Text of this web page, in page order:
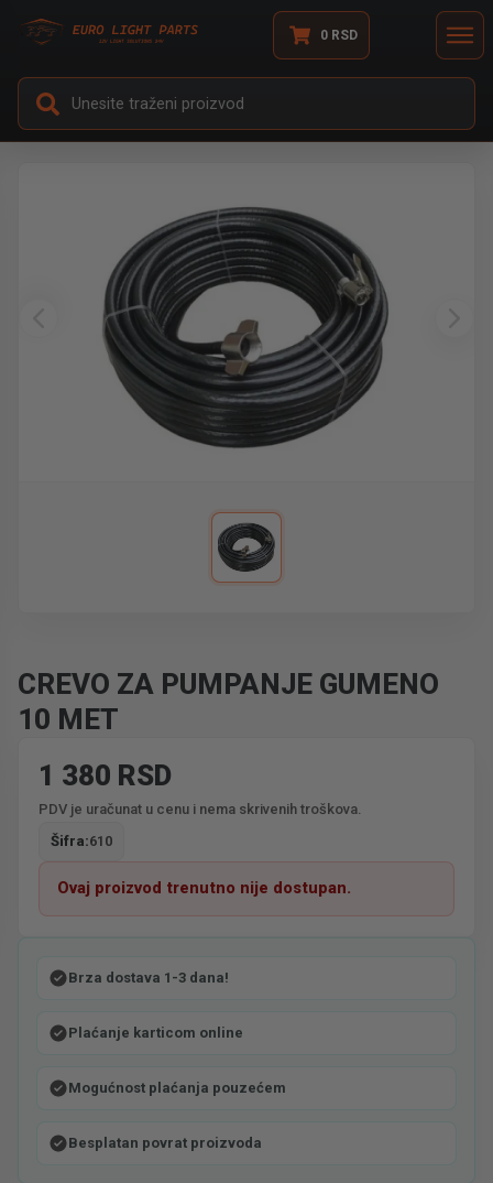
0 RSD
CREVO ZA PUMPANJE GUMENO
10 MET
1 380 RSD
PDV je uračunat u cenu i nema skrivenih troškova.
Šifra:610
Ovaj proizvod trenutno nije dostupan.
Brza dostava 1-3 dana!
Plaćanje karticom online
Mogućnost plaćanja pouzećem
Besplatan povrat proizvoda